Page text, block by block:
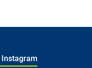
Instagram